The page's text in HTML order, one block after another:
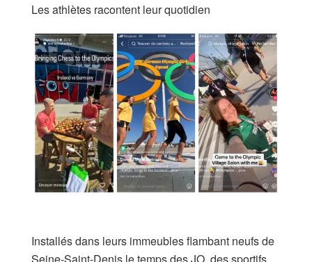
Les athlètes racontent leur quotidien
Installés dans leurs immeubles flambant neufs de
Seine-Saint-Denis le temps des JO, des sportifs